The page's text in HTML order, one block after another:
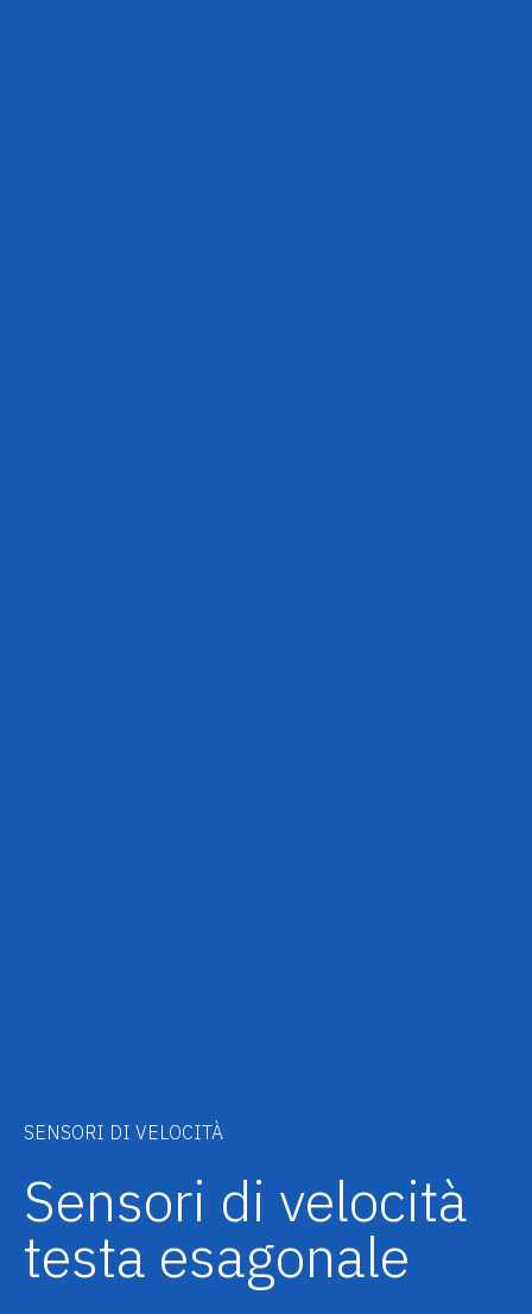
SENSORI DI VELOCITÀ
Sensori di velocità
testa esagonale